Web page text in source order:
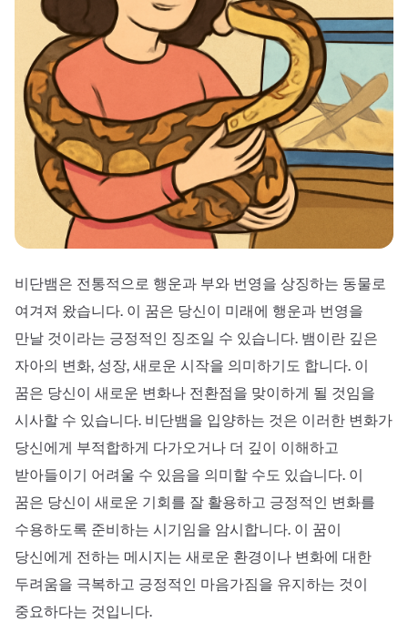
비단뱀은 전통적으로 행운과 부와 번영을 상징하는 동물로
여겨져 왔습니다. 이 꿈은 당신이 미래에 행운과 번영을
만날 것이라는 긍정적인 징조일 수 있습니다. 뱀이란 깊은
자아의 변화, 성장, 새로운 시작을 의미하기도 합니다. 이
꿈은 당신이 새로운 변화나 전환점을 맞이하게 될 것임을
시사할 수 있습니다. 비단뱀을 입양하는 것은 이러한 변화가
당신에게 부적합하게 다가오거나 더 깊이 이해하고
받아들이기 어려울 수 있음을 의미할 수도 있습니다. 이
꿈은 당신이 새로운 기회를 잘 활용하고 긍정적인 변화를
수용하도록 준비하는 시기임을 암시합니다. 이 꿈이
당신에게 전하는 메시지는 새로운 환경이나 변화에 대한
두려움을 극복하고 긍정적인 마음가짐을 유지하는 것이
중요하다는 것입니다.